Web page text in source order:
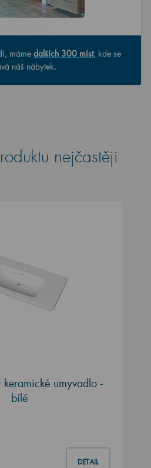
máme dalších 300 míst, kde se
náš nábytek.
nejčastěji
umyvadlo -
bílé
DETAIL